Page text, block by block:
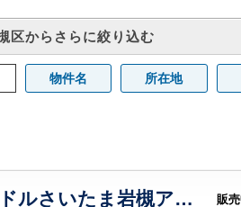
区からさらに絞り込む
物件名 所在地
サンクレイドルさいたま岩槻アヴァンツァーレ 販